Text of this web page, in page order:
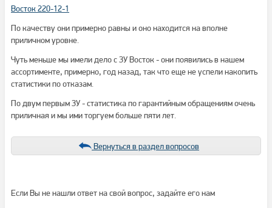
Восток 220-12-1
По качеству они примерно равны и оно находится на вполне
приличном уровне.
Чуть меньше мы имели дело с ЗУ Восток - они появились в нашем
ассортименте, примерно, год назад, так что еще не успели накопить
статистики по отказам.
По двум первым ЗУ - статистика по гарантийным обращениям очень
приличная и мы ими торгуем больше пяти лет.
Вернуться в раздел вопросов
Если Вы не нашли ответ на свой вопрос, задайте его нам